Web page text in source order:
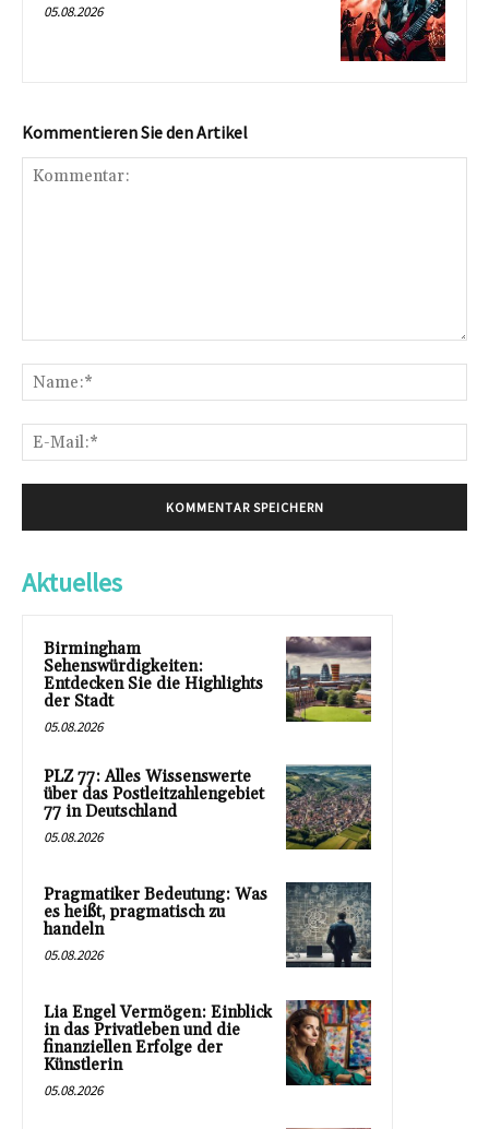
05.08.2026
Kommentieren Sie den Artikel
Aktuelles
Birmingham
Sehenswürdigkeiten:
Entdecken Sie die Highlights
der Stadt
05.08.2026
PLZ 77: Alles Wissenswerte
über das Postleitzahlengebiet
77 in Deutschland
05.08.2026
Pragmatiker Bedeutung: Was
es heißt, pragmatisch zu
handeln
05.08.2026
Lia Engel Vermögen: Einblick
in das Privatleben und die
finanziellen Erfolge der
Künstlerin
05.08.2026